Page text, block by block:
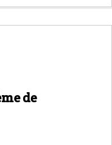
de